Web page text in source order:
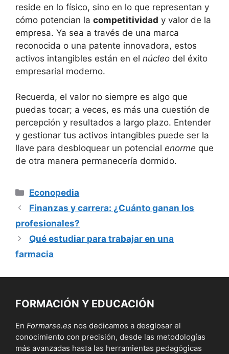
reside en​ lo‍ físico, sino ​en lo que representan y
cómo potencian la competitividad y valor de la
‌empresa. Ya sea a través de una marca
reconocida o una patente innovadora, estos
activos intangibles están en ⁤el núcleo ⁣del éxito
empresarial⁤ moderno.
Recuerda, el valor no siempre‍ es algo que
puedas⁣ tocar; a veces, ⁣es más una cuestión de
percepción y resultados‌ a largo plazo. Entender
y gestionar tus⁤ activos intangibles puede ser la
llave‌ para desbloquear un potencial⁤ enorme que
de otra manera ⁤permanecería ⁣dormido.
Categorías
Econopedia
Finanzas y carrera: ¿Cuánto ganan los
profesionales?
Qué estudiar para trabajar en una
farmacia
FORMACIÓN Y EDUCACIÓN
En Formarse.es nos dedicamos a desglosar el
conocimiento con precisión, desde las metodologías
más avanzadas hasta las herramientas pedagógicas